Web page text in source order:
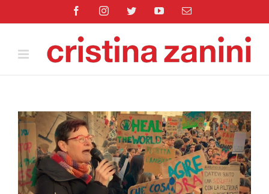
FacebookInstagramTwitterYouTubeEmail
Ingrandisci
immagine